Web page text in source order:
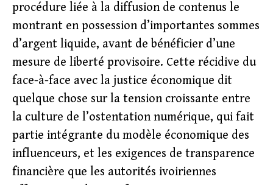
procédure liée à la diffusion de contenus le
montrant en possession d’importantes sommes
d’argent liquide, avant de bénéficier d’une
mesure de liberté provisoire. Cette récidive du
face-à-face avec la justice économique dit
quelque chose sur la tension croissante entre
la culture de l’ostentation numérique, qui fait
partie intégrante du modèle économique des
influenceurs, et les exigences de transparence
financière que les autorités ivoiriennes